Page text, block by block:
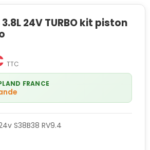
24V TURBO kit piston
TTC
FRANCE
S38B38 RV9.4